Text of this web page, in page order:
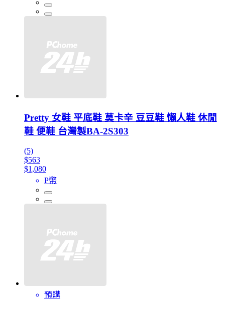
Pretty 女鞋 平底鞋 莫卡辛 豆豆鞋 懶人鞋 休閒
鞋 便鞋 台灣製BA-2S303
(5)
$563
$1,080
P幣
預購